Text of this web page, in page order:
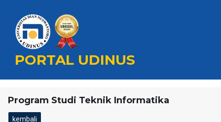
PORTAL UDINUS
Program Studi Teknik Informatika
kembali